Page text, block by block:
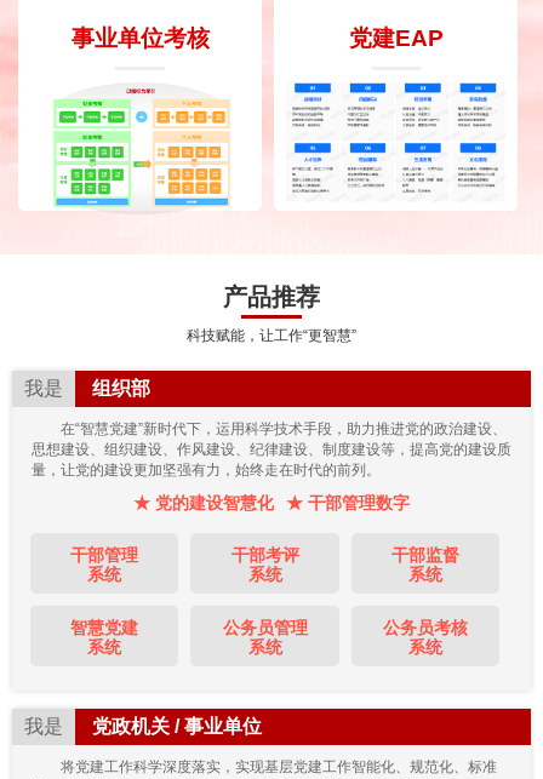
事业单位考核 党建EAP
产品推荐
科技赋能，让工作“更智慧”
我是 组织部
在“智慧党建”新时代下，运用科学技术手段，助力推进党的政治建设、
思想建设、组织建设、作风建设、纪律建设、制度建设等，提高党的建设质
量，让党的建设更加坚强有力，始终走在时代的前列。
★ 党的建设智慧化 ★ 干部管理数字
干部管理
系统
干部考评
系统
干部监督
系统
智慧党建
系统
公务员管理
系统
公务员考核
系统
我是 党政机关 / 事业单位
将党建工作科学深度落实，实现基层党建工作智能化、规范化、标准